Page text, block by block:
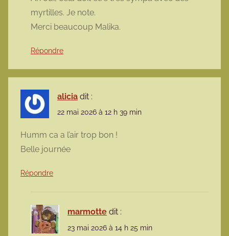
myrtilles. Je note.
Merci beaucoup Malika.
Répondre
alicia dit :
22 mai 2026 à 12 h 39 min
Humm ca a l’air trop bon !
Belle journée
Répondre
marmotte dit :
23 mai 2026 à 14 h 25 min